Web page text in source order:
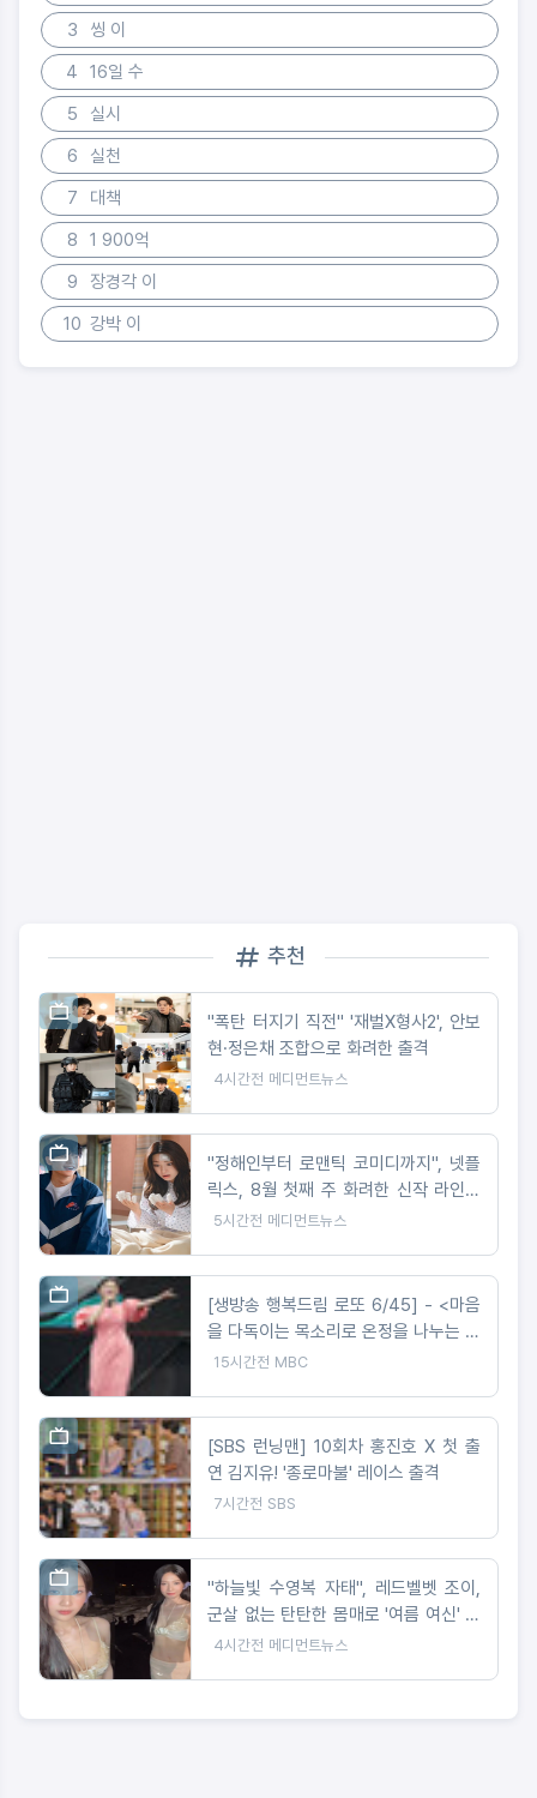
3
씽 이
4
16일 수
5
실시
6
실천
7
대책
8
1 900억
9
장경각 이
10 강박 이
추천
"폭탄 터지기 직전" '재벌X형사2', 안보
현·정은채 조합으로 화려한 출격
4시간전 메디먼트뉴스
"정해인부터 로맨틱 코미디까지", 넷플
릭스, 8월 첫째 주 화려한 신작 라인업
공개
5시간전 메디먼트뉴스
[생방송 행복드림 로또 6/45] - <마음
을 다독이는 목소리로 온정을 나누는 가
수 왁스 ‘생방송 행복드림 로또 6/45’
15시간전 MBC
[SBS 런닝맨] 10회차 홍진호 X 첫 출
연 김지유! '종로마불' 레이스 출격
7시간전 SBS
"하늘빛 수영복 자태", 레드벨벳 조이,
군살 없는 탄탄한 몸매로 '여름 여신' 입
증
4시간전 메디먼트뉴스